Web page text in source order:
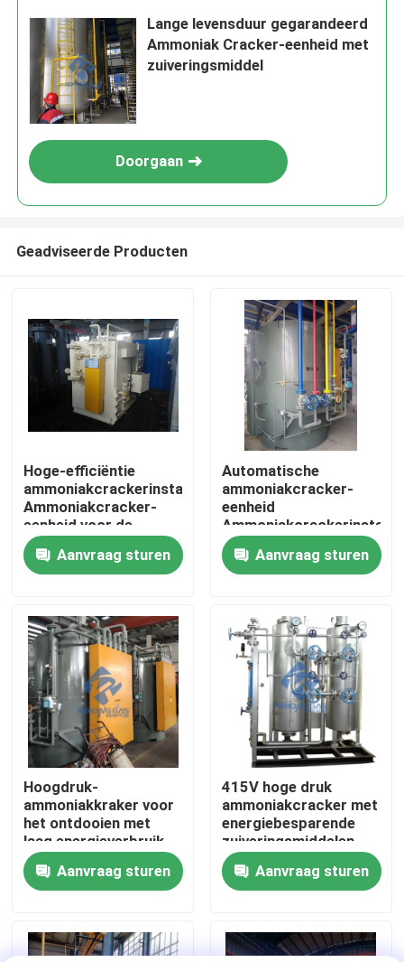
Thuis
Producten
Over ons
Kwaliteitscontrole
Neem contact met ons op
Nieuws
Vraag een offerte
PSA stikstofgasgeneratoren
De Generator van de hoge Zuiverheidsstikstof
Lange levensduur gegarandeerd
Ammoniak Cracker-eenheid met
zuiveringsmiddel
Doorgaan
Geadviseerde Producten
Hoge-efficiëntie
ammoniakcrackerinstallatie
Ammoniakcracker-
eenheid voor de
warmtebehandeling
Aanvraag sturen
Automatische
ammoniakcracker-
eenheid
Aanvraag sturen
Hoogdruk-
ammoniakkraker voor
het ontdooien met
laag energieverbruik
Aanvraag sturen
415V hoge druk
ammoniakcracker met
energiebesparende
zuiveringsmiddelen
Aanvraag sturen